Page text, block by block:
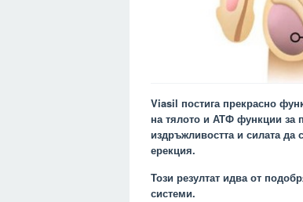
Viasil постига прекрасно
на тялото и АТФ функции за
издръжливостта и силата да
ерекция.
Този резултат идва от
системи.